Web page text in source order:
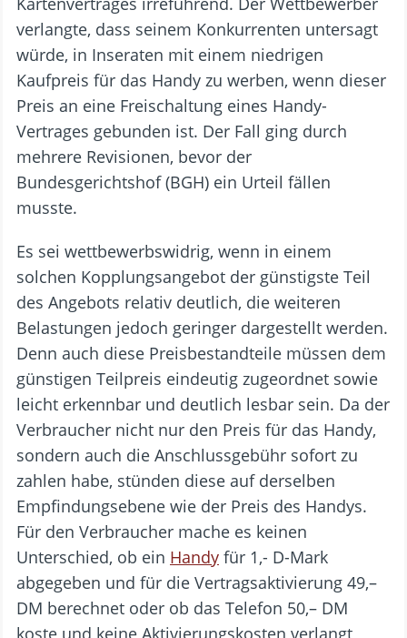
verlangte, dass seinem Konkurrenten untersagt
würde, in Inseraten mit einem niedrigen
Kaufpreis für das Handy zu werben, wenn dieser
Preis an eine Freischaltung eines Handy-
Vertrages gebunden ist. Der Fall ging durch
mehrere Revisionen, bevor der
Bundesgerichtshof (BGH) ein Urteil fällen
musste.
Es sei wettbewerbswidrig, wenn in einem
solchen Kopplungsangebot der günstigste Teil
des Angebots relativ deutlich, die weiteren
Belastungen jedoch geringer dargestellt werden.
Denn auch diese Preisbestandteile müssen dem
günstigen Teilpreis eindeutig zugeordnet sowie
leicht erkennbar und deutlich lesbar sein. Da der
Verbraucher nicht nur den Preis für das Handy,
sondern auch die Anschlussgebühr sofort zu
zahlen habe, stünden diese auf derselben
Empfindungsebene wie der Preis des Handys.
Für den Verbraucher mache es keinen
Unterschied, ob ein Handy für 1,- D-Mark
abgegeben und für die Vertragsaktivierung 49,–
DM berechnet oder ob das Telefon 50,– DM
koste und keine Aktivierungskosten verlangt